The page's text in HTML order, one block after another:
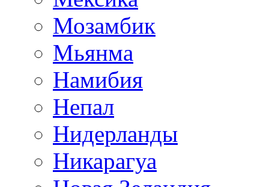
Мозамбик
Мьянма
Намибия
Непал
Нидерланды
Никарагуа